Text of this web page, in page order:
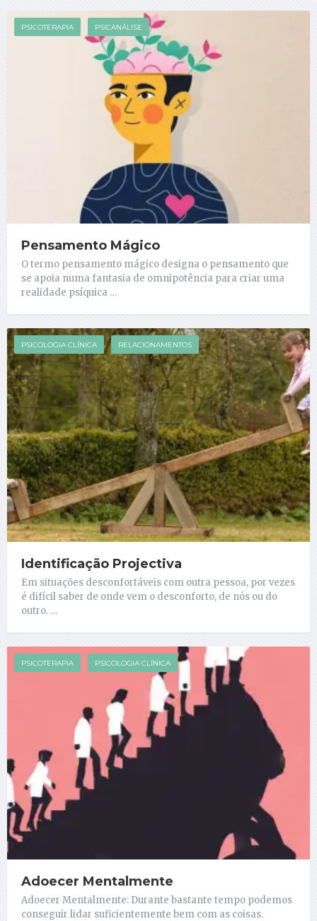
PSICOTERAPIA PSICANÁLISE
Pensamento Mágico
O termo pensamento mágico designa o pensamento que
se apoia numa fantasia de omnipotência para criar uma
realidade psíquica …
PSICOLOGIA CLÍNICA RELACIONAMENTOS
Identificação Projectiva
Em situações desconfortáveis com outra pessoa, por vezes
é difícil saber de onde vem o desconforto, de nós ou do
outro. …
PSICOTERAPIA PSICOLOGIA CLÍNICA
Adoecer Mentalmente
Adoecer Mentalmente: Durante bastante tempo podemos
conseguir lidar suficientemente bem com as coisas.